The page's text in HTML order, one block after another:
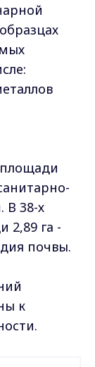
В 38-х
2,89 га -
почвы.
к